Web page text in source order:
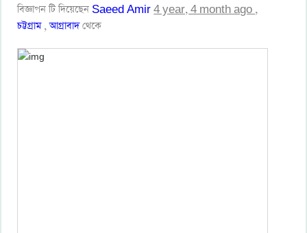
বিজ্ঞাপন টি দিয়েছেন Saeed Amir 4 year, 4 month ago ,
চট্টগ্রাম,আগ্রাবাদথেকে